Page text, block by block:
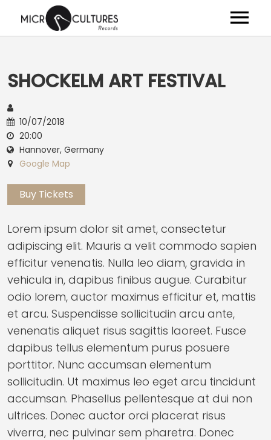
ALBUMS
SHOCKELM ART FESTIVAL
10/07/2018
20:00
Hannover, Germany
Google Map
Buy Tickets
Lorem ipsum dolor sit amet, consectetur
adipiscing elit. Mauris a velit commodo sapien
efficitur venenatis. Nulla leo diam, gravida in
vehicula in, dapibus finibus augue. Curabitur
odio lorem, auctor maximus efficitur et, mattis
et arcu. Suspendisse sollicitudin arcu ante,
venenatis aliquet risus sagittis laoreet. Fusce
dapibus tellus elementum purus posuere
porttitor. Nunc accumsan elementum
sollicitudin. Ut maximus leo eget arcu tincidunt
accumsan. Phasellus pellentesque at dui non
ultrices. Donec auctor orci placerat risus
viverra, nec pulvinar sem pharetra. Donec